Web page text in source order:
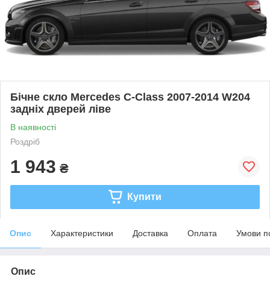
Бічне скло Mercedes C-Class 2007-2014 W204
задніх дверей ліве
В наявності
Роздріб
1 943 ₴
Купити
Опис Характеристики Доставка Оплата Умови
Опис